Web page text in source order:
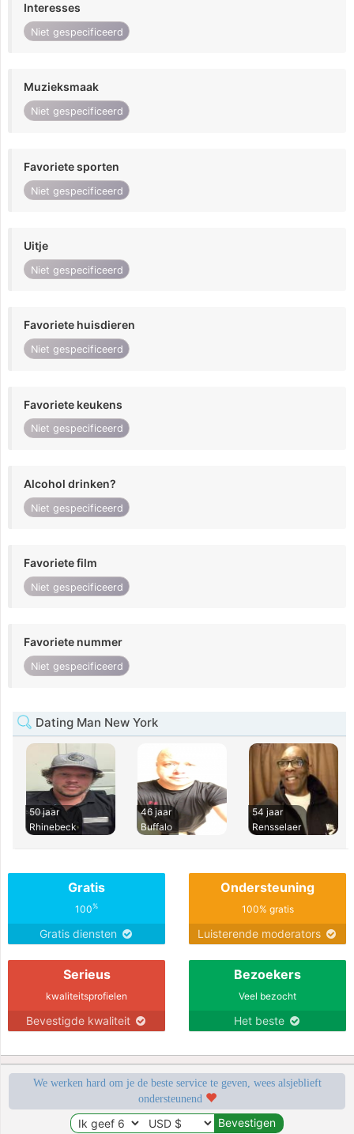
Interesses
Niet gespecificeerd
Muzieksmaak
Niet gespecificeerd
Favoriete sporten
Niet gespecificeerd
Uitje
Niet gespecificeerd
Favoriete huisdieren
Niet gespecificeerd
Favoriete keukens
Niet gespecificeerd
Alcohol drinken?
Niet gespecificeerd
Favoriete film
Niet gespecificeerd
Favoriete nummer
Niet gespecificeerd
Dating Man New York
50 jaar
Rhinebeck
46 jaar
Buffalo
54 jaar
Rensselaer
Gratis
100%
Gratis diensten
Ondersteuning
100% gratis
Luisterende moderators
Serieus
kwaliteitsprofielen
Bevestigde kwaliteit
Bezoekers
Veel bezocht
Het beste
We werken hard om je de beste service te geven, wees alsjeblieft
ondersteunend